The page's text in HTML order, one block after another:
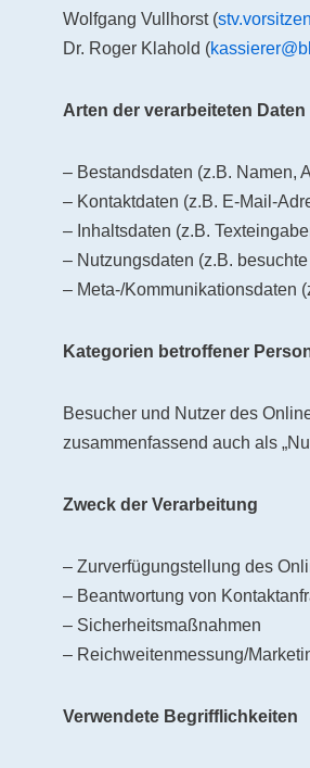
Wolfgang Vullhorst (
Dr. Roger Klahold (
Arten der verarbeiteten Daten
– Bestandsdaten (z.B. Namen,
– Kontaktdaten (z.B. E-Mail-
– Inhaltsdaten (z.B.
– Nutzungsdaten (z.B.
– Meta-/Kommunikationsdaten
Kategorien betroffener
Besucher und Nutzer des
zusammenfassend auch als
Zweck der Verarbeitung
– Zurverfügungstellung des
– Beantwortung von
– Sicherheitsmaßnahmen
– Reichweitenmessung/
Verwendete Begrifflichkeiten